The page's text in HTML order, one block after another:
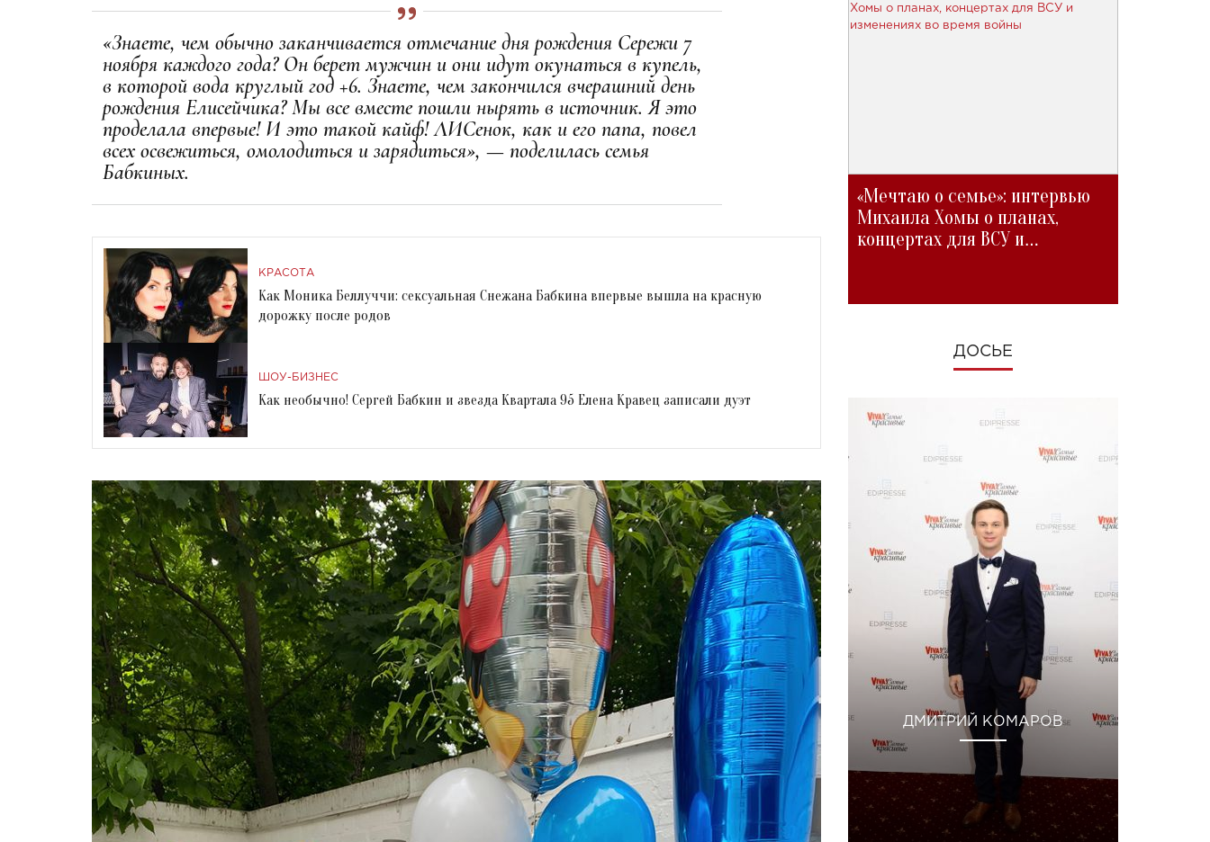
«Знаете, чем обычно заканчивается отмечание дня рождения Сережи 7
ноября каждого года? Он берет мужчин и они идут окунаться в купель,
в которой вода круглый год +6. Знаете, чем закончился вчерашний день
рождения Елисейчика? Мы все вместе пошли нырять в источник. Я это
проделала впервые! И это такой кайф! ЛИСенок, как и его папа, повел
всех освежиться, омолодиться и зарядиться», — поделилась семья
Бабкиных.
КРАСОТА
Как Моника Беллуччи: сексуальная Снежана Бабкина впервые вышла на красную
дорожку после родов
ШОУ-БИЗНЕС
Как необычно! Сергей Бабкин и звезда Квартала 95 Елена Кравец записали дуэт
«Мечтаю о семье»: интервью
Михаила Хомы о планах,
концертах для ВСУ и
ДОСЬЕ
ДМИТРИЙ КОМАРОВ